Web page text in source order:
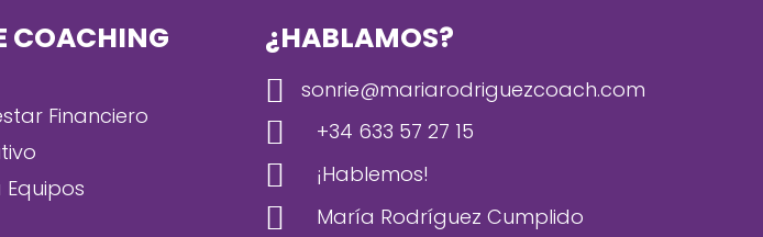
COACHING
Financiero
¿HABLAMOS?
 sonrie@mariarodriguezcoach.com
 +34 633 57 27 15
 ¡Hablemos!
 María Rodríguez Cumplido